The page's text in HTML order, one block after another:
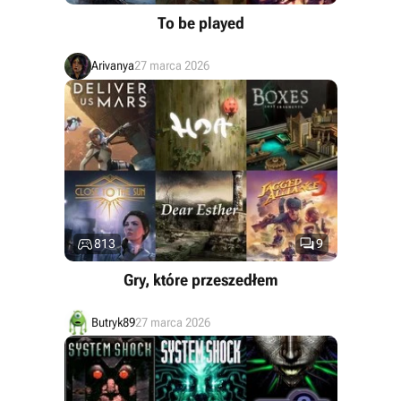
To be played
Arivanya27 marca 2026
9
813
Gry, które przeszedłem
Butryk8927 marca 2026